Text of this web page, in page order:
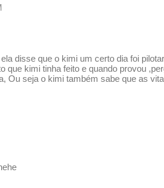
disse que o kimi um certo dia foi
que kimi tinha feito e quando provou
Ou seja o kimi também sabe que as